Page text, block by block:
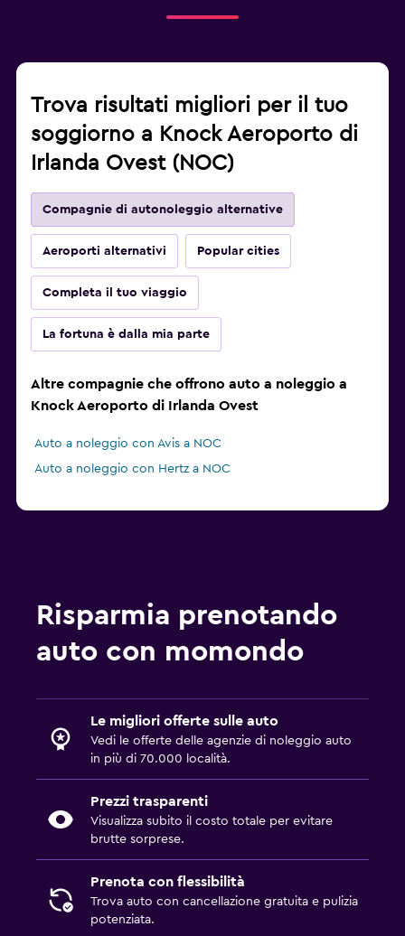
Trova risultati migliori per il tuo
soggiorno a Knock Aeroporto di
Irlanda Ovest (NOC)
Compagnie di autonoleggio alternative
Aeroporti alternativi Popular cities
Completa il tuo viaggio
La fortuna è dalla mia parte
Altre compagnie che offrono auto a noleggio a
Knock Aeroporto di Irlanda Ovest
Auto a noleggio con Avis a NOC
Auto a noleggio con Hertz a NOC
Risparmia prenotando
auto con momondo
Le migliori offerte sulle auto
Vedi le offerte delle agenzie di noleggio auto
in più di 70.000 località.
Prezzi trasparenti
Visualizza subito il costo totale per evitare
brutte sorprese.
Prenota con flessibilità
Trova auto con cancellazione gratuita e pulizia
potenziata.